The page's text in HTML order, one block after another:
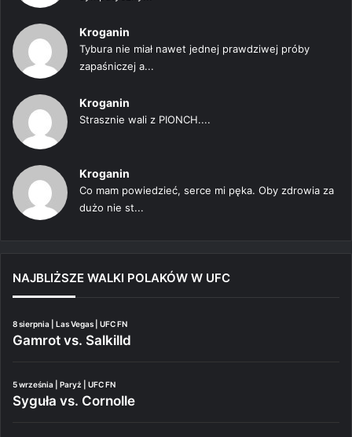
Kroganin
Tybura nie miał nawet jednej prawdziwej próby
zapaśniczej a...
Kroganin
Strasznie wali z PIONCH....
Kroganin
Co mam powiedzieć, serce mi pęka. Oby zdrowia za
dużo nie st...
NAJBLIŻSZE WALKI POLAKÓW W UFC
8 sierpnia | Las Vegas | UFC FN
Gamrot vs. Salkilld
5 września | Paryż | UFC FN
Syguła vs. Cornolle